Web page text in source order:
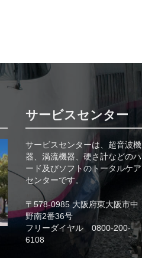
サービスセンター
サービスセンターは、超音波機
器、渦流機器、硬さ計などのハ
ード及びソフトのトータルケア
センターです。
〒578-0985 大阪府東大阪市中
野南2番36号
フリーダイヤル 0800-200-
6108